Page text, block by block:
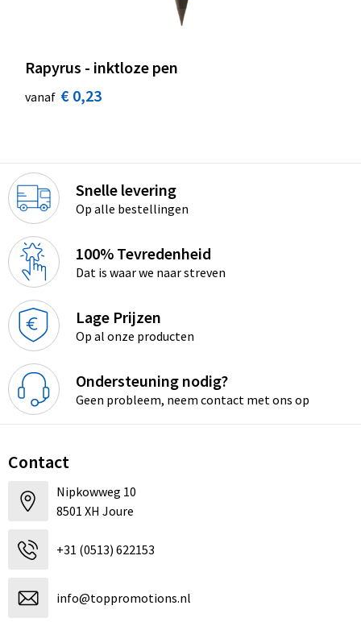
Rapyrus - inktloze pen
vanaf € 0,23
Snelle levering
Op alle bestellingen
100% Tevredenheid
Dat is waar we naar streven
Lage Prijzen
Op al onze producten
Ondersteuning nodig?
Geen probleem, neem contact met ons op
Contact
Nipkowweg 10
8501 XH Joure
+31 (0513) 622153
info@toppromotions.nl